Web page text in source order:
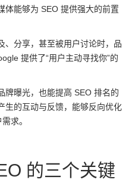
体能够为 SEO 提供强大的前置
、分享，甚至被用户讨论时，品
提供了“用户主动寻找你”的
牌曝光，也能提高 SEO 排名的
生的互动与反馈，能够反向优化
求。
的三个关键